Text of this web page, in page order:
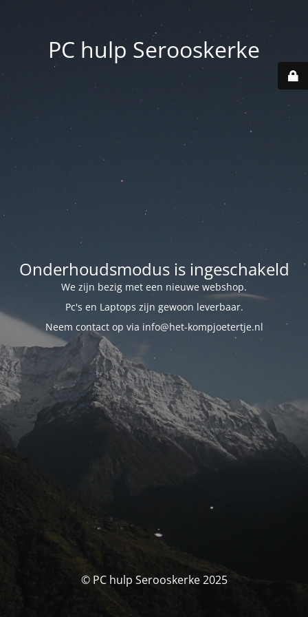
PC hulp Serooskerke
Onderhoudsmodus is ingeschakeld
We zijn bezig met een nieuwe webshop.
Pc's en Laptops zijn gewoon leverbaar.
Neem contact op via info@het-kompjoetertje.nl
© PC hulp Serooskerke 2025